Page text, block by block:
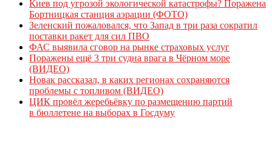
Киев под угрозой экологической катастрофы? Поражена
Бортницкая станция аэрации (ФОТО)
Зеленский пожаловался, что Запад в три раза сократил
поставки ракет для сил ПВО
ФАС выявила сговор на рынке страховых услуг
Поражены ещё 3 три судна врага в Чёрном море
(ВИДЕО)
Новак рассказал, в каких регионах сохраняются
проблемы с топливом (ВИДЕО)
ЦИК провёл жеребьёвку по размещению партий
в бюллетене на выборах в Госдуму